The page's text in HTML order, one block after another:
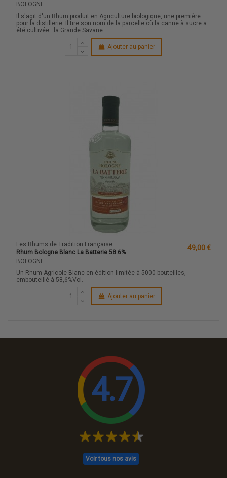
BOLOGNE
Il s'agit d'un Rhum produit en Agriculture biologique, une première
pour la distillerie. Il tire son nom de la parcelle où la canne à sucre a
été cultivée : la Grande Savane.
Ajouter au panier
Les Rhums de Tradition Française
Rhum Bologne Blanc La Batterie 58.6%
BOLOGNE
49,00 €
Un Rhum Agricole Blanc en édition limitée à 5000 bouteilles,
embouteillé à 58,6%Vol.
Ajouter au panier
4.7
Voir tous nos avis